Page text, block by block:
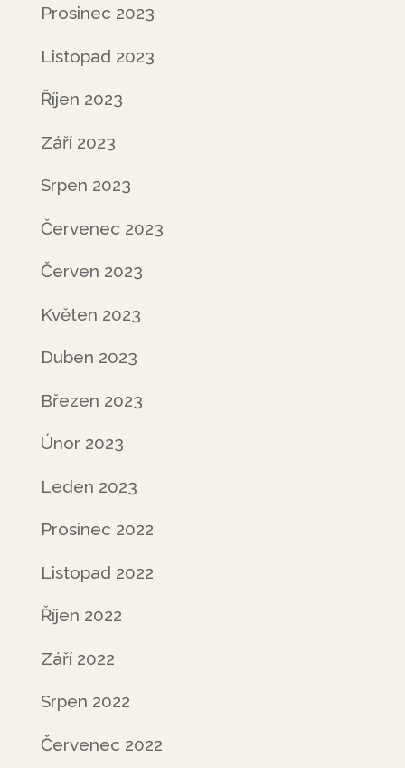
Prosinec 2023
Listopad 2023
Říjen 2023
Září 2023
Srpen 2023
Červenec 2023
Červen 2023
Květen 2023
Duben 2023
Březen 2023
Únor 2023
Leden 2023
Prosinec 2022
Listopad 2022
Říjen 2022
Září 2022
Srpen 2022
Červenec 2022